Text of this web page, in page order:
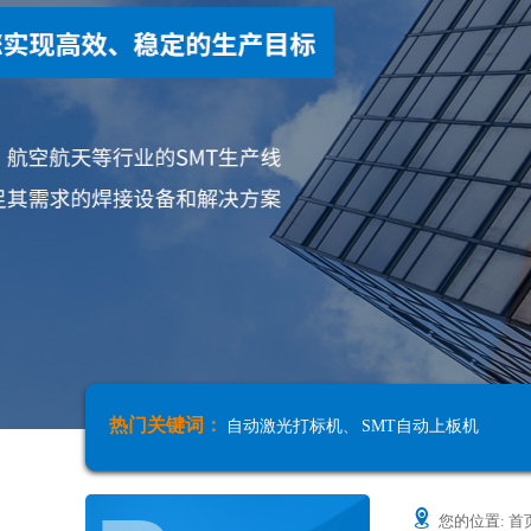
热门关键词： 自动激光打标机、 SMT自动上板机
您的位置: 首